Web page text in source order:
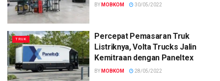
BY MOBKOM 30/05/2022
TRUK
Percepat Pemasaran Truk
Listriknya, Volta Trucks Jalin
Kemitraan dengan Paneltex
BY MOBKOM 28/05/2022